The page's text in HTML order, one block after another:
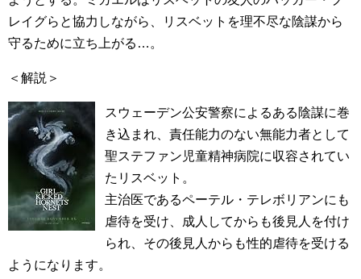
レイグらと協力しながら、リスベットを理不尽な陰謀から
守るために立ち上がる…。
＜解説＞
スウェーデン公安警察によるある陰謀に巻
き込まれ、責任能力のない無能力者として
聖ステファン児童精神病院に収容されてい
たリスベット。
主治医であるペーテル・テレボリアンにも
虐待を受け、成人してからも後見人を付け
られ、その後見人からも性的虐待を受ける
ようになります。